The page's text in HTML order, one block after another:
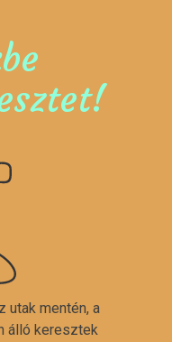
utak mentén, a
álló keresztek